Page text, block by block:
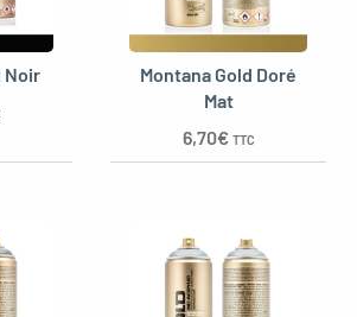
Noir
Montana Gold Doré
Mat
6,70€ TTC